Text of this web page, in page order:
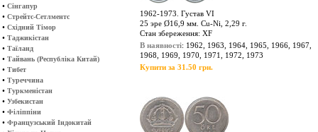
• Сінгапур
• Стрейтс-Сетлментс
• Східний Тімор
• Таджикістан
• Таїланд
• Тайвань (Республіка Китай)
• Тибет
• Туреччина
• Туркменістан
• Узбекистан
• Філіппіни
• Французський Індокитай
1962-1973. Густав VІ
25 эре Ø16,9 мм. Cu-Ni, 2,29 г.
Стан збереження: XF
В наявності: 1962, 1963, 1964, 1965, 1966, 1967,
1968, 1969, 1970, 1971, 1972, 1973
Купити за 31.50 грн.